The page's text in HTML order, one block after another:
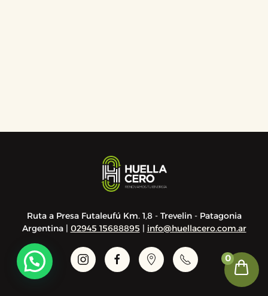
Ruta a Presa Futaleufú Km. 1,8 - Trevelin - Patagonia
Argentina | 02945 15688895 | info@huellacero.com.ar
0